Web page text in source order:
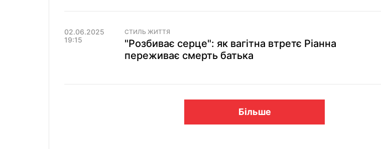
02.06.2025
19:15
СТИЛЬ ЖИТТЯ
"Розбиває серце": як вагітна втретє Ріанна
переживає смерть батька
Більше